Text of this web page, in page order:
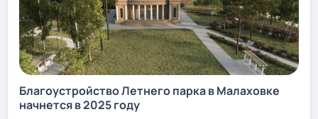
Благоустройство Летнего парка в Малаховке
начнется в 2025 году